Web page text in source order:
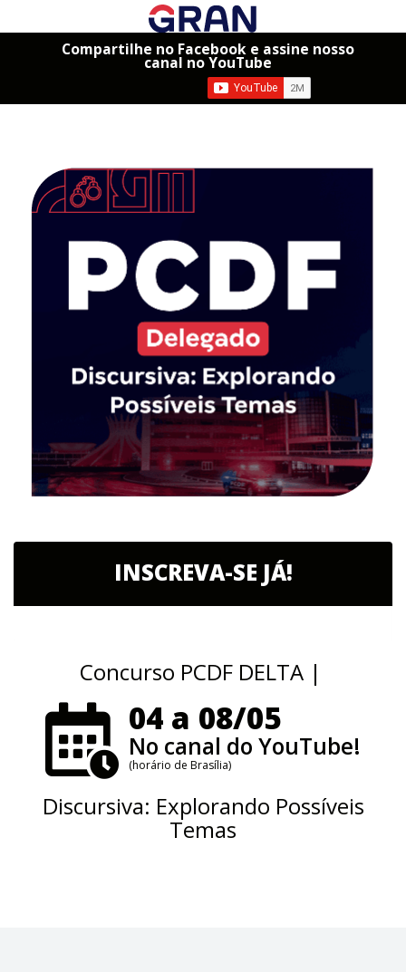
Compartilhe no Facebook e assine nosso
canal no YouTube
INSCREVA-SE JÁ!
Concurso PCDF DELTA |
04 a 08/05
No canal do YouTube!
(horário de Brasília)
Discursiva: Explorando Possíveis
Temas